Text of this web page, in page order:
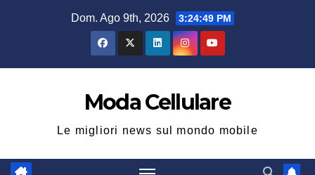
Dom. Ago 9th, 2026 3:24:49 PM
Moda Cellulare
Le migliori news sul mondo mobile